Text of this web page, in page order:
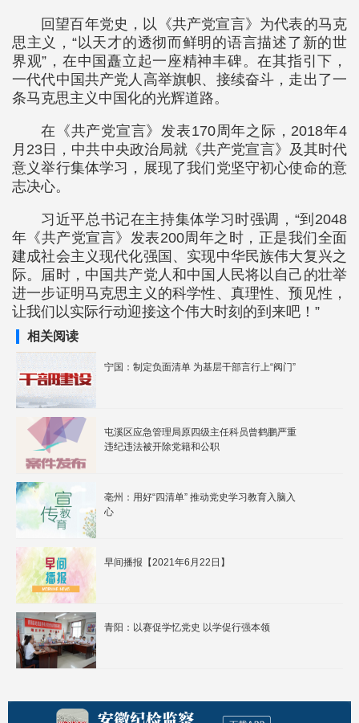
回望百年党史，以《共产党宣言》为代表的马克
思主义，“以天才的透彻而鲜明的语言描述了新的世
界观”，在中国矗立起一座精神丰碑。在其指引下，
一代代中国共产党人高举旗帜、接续奋斗，走出了一
条马克思主义中国化的光辉道路。
在《共产党宣言》发表170周年之际，2018年4
月23日，中共中央政治局就《共产党宣言》及其时代
意义举行集体学习，展现了我们党坚守初心使命的意
志决心。
习近平总书记在主持集体学习时强调，“到2048
年《共产党宣言》发表200周年之时，正是我们全面
建成社会主义现代化强国、实现中华民族伟大复兴之
际。届时，中国共产党人和中国人民将以自己的壮举
进一步证明马克思主义的科学性、真理性、预见性，
让我们以实际行动迎接这个伟大时刻的到来吧！”
相关阅读
宁国：制定负面清单 为基层干部言行上“阀门”
屯溪区应急管理局原四级主任科员曾鹤鹏严重
违纪违法被开除党籍和公职
亳州：用好“四清单” 推动党史学习教育入脑入
心
早间播报【2021年6月22日】
青阳：以赛促学忆党史 以学促行强本领